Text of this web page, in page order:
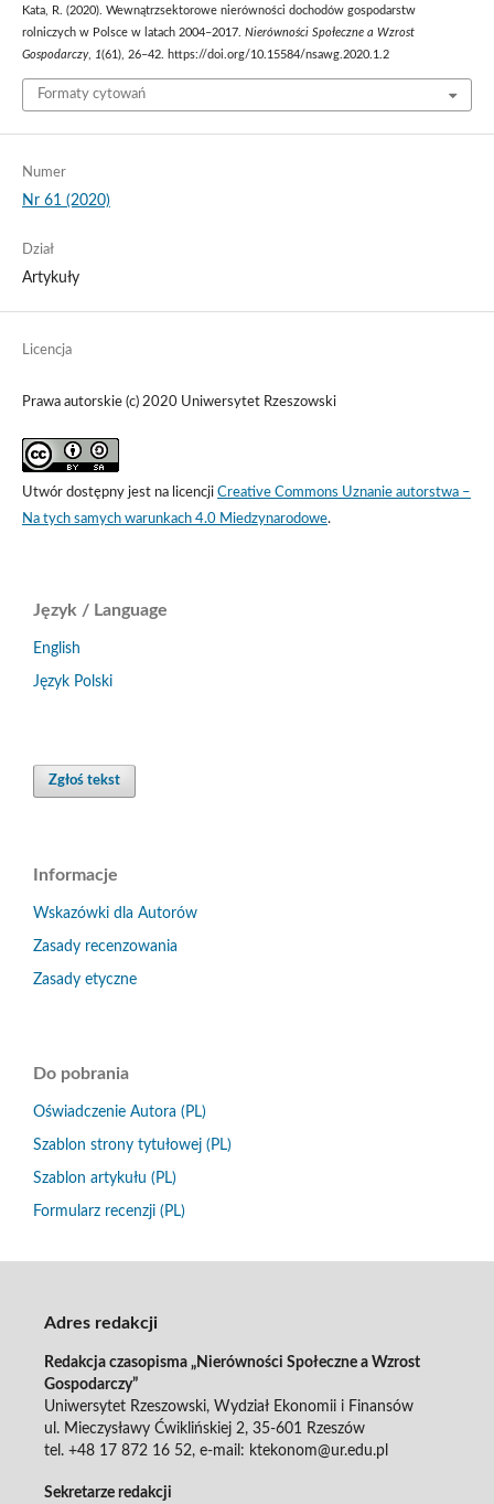
Kata, R. (2020). Wewnątrzsektorowe nierówności dochodów gospodarstw
rolniczych w Polsce w latach 2004–2017. Nierówności Społeczne a Wzrost
Gospodarczy, 1(61), 26–42. https://doi.org/10.15584/nsawg.2020.1.2
Formaty cytowań
Numer
Nr 61 (2020)
Dział
Artykuły
Licencja
Prawa autorskie (c) 2020 Uniwersytet Rzeszowski
Utwór dostępny jest na licencji Creative Commons Uznanie autorstwa –
Na tych samych warunkach 4.0 Miedzynarodowe.
Język / Language
English
Język Polski
Zgłoś tekst
Informacje
Wskazówki dla Autorów
Zasady recenzowania
Zasady etyczne
Do pobrania
Oświadczenie Autora (PL)
Szablon strony tytułowej (PL)
Szablon artykułu (PL)
Formularz recenzji (PL)
Adres redakcji
Redakcja czasopisma „Nierówności Społeczne a Wzrost
Gospodarczy”
Uniwersytet Rzeszowski, Wydział Ekonomii i Finansów
ul. Mieczysławy Ćwiklińskiej 2, 35-601 Rzeszów
tel. +48 17 872 16 52, e-mail: ktekonom@ur.edu.pl
Sekretarze redakcji